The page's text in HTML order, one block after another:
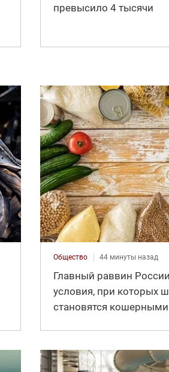
превысило 4 тысячи
Общество 44 минуты назад
Главный раввин
условия, при которых
становятся кошерными